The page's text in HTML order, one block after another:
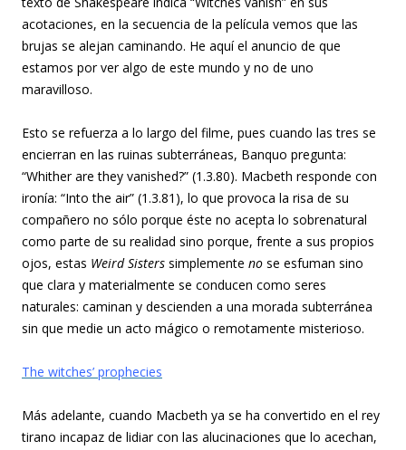
acotaciones, en la secuencia de la película vemos que las
brujas se alejan caminando. He aquí el anuncio de que
estamos por ver algo de este mundo y no de uno
maravilloso.
Esto se refuerza a lo largo del filme, pues cuando las tres se
encierran en las ruinas subterráneas, Banquo pregunta:
“Whither are they vanished?” (1.3.80). Macbeth responde con
ironía: “Into the air” (1.3.81), lo que provoca la risa de su
compañero no sólo porque éste no acepta lo sobrenatural
como parte de su realidad sino porque, frente a sus propios
ojos, estas Weird Sisters simplemente no se esfuman sino
que clara y materialmente se conducen como seres
naturales: caminan y descienden a una morada subterránea
sin que medie un acto mágico o remotamente misterioso.
The witches’ prophecies
Más adelante, cuando Macbeth ya se ha convertido en el rey
tirano incapaz de lidiar con las alucinaciones que lo acechan,